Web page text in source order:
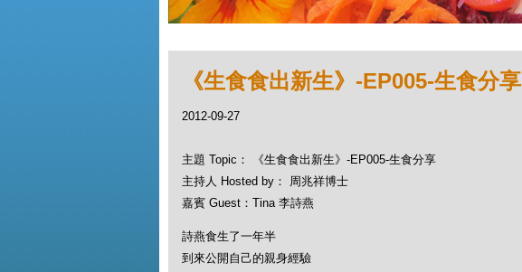
《生食食出新生》-EP005-生食分享
2012-09-27
主題 Topic： 《生食食出新生》-EP005-生食分享
主持人 Hosted by： 周兆祥博士
嘉賓 Guest：Tina 李詩燕
詩燕食生了一年半
到來公開自己的親身經驗